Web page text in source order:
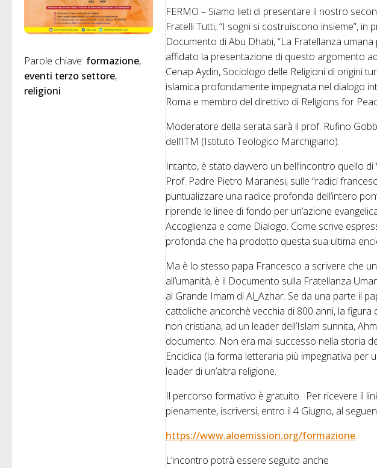
Parole chiave: formazione
eventi terzo settore
religioni
FERMO – Siamo lieti di presentare il nostro
Fratelli Tutti, “I sogni si costruiscono insieme”,
Documento di Abu Dhabi, “La Fratellanza
affidato la presentazione di questo argomento
Cenap Aydin, Sociologo delle Religioni di origini
islamica profondamente impegnata nel dialogo
Roma e membro del direttivo di Religions for
Moderatore della serata sarà il prof. Rufino
dell’ITM (Istituto Teologico Marchigiano).
Intanto, è stato davvero un bell’incontro quello
Prof. Padre Pietro Maranesi, sulle “radici
puntualizzare una radice profonda dell’intero
riprende le linee di fondo per un’azione
Accoglienza e come Dialogo. Come scrive
profonda che ha prodotto questa sua ultima
Ma è lo stesso papa Francesco a scrivere che
all’umanità, è il Documento sulla Fratellanza
al Grande Imam di Al_Azhar. Se da una parte il
cattoliche ancorchè vecchia di 800 anni, la
non cristiana, ad un leader dell’Islam sunnita,
documento. Non era mai successo nella storia
Enciclica (la forma letteraria più impegnativa
leader di un’altra religione.
Il percorso formativo è gratuito. Per ricevere il
pienamente, iscriversi, entro il 4 Giugno, al
https://www.aloemission.org/formazione.
L’incontro potrà essere seguito anche